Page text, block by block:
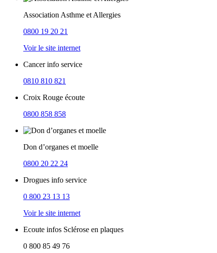
Association Asthme et Allergies
0800 19 20 21
Voir le site internet
Cancer info service
0810 810 821
Croix Rouge écoute
0800 858 858
Don d’organes et moelle
0800 20 22 24
Drogues info service
0 800 23 13 13
Voir le site internet
Ecoute infos Sclérose en plaques
0 800 85 49 76